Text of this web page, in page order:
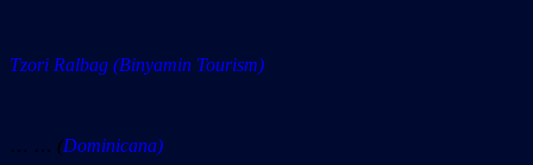
Tzori Ralbag (Binyamin Tourism)
… … (Dominicana)